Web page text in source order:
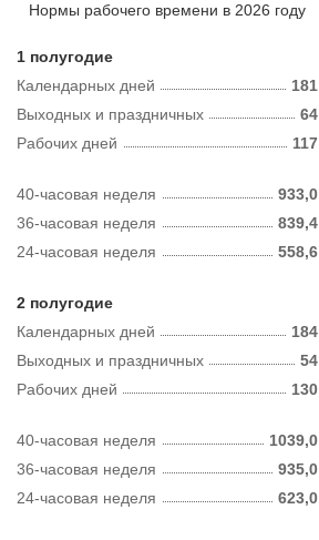
Нормы рабочего времени в 2026 году
1 полугодие
Календарных дней
181
Рабочих дней 117
Выходных и праздничных 64
40-часовая неделя
933,0
36-часовая неделя
839,4
24-часовая неделя
558,6
2 полугодие
Календарных дней
184
Рабочих дней 130
Выходных и праздничных 54
40-часовая неделя
1039,0
36-часовая неделя
935,0
24-часовая неделя
623,0